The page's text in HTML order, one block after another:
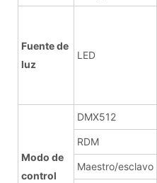
Fuente de
luz
LED
Modo de
control
DMX512
RDM
Maestro/esclavo